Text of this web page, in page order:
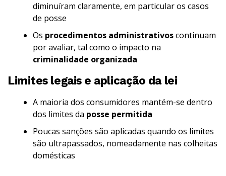
diminuíram claramente, em particular os casos
de posse
Os procedimentos administrativoscontinuam
por avaliar, tal como o impacto na
criminalidade organizada
Limites legais e aplicação da lei
A maioria dos consumidores mantém-se dentro
dos limites da posse permitida
Poucas sanções são aplicadas quando os limites
são ultrapassados, nomeadamente nas colheitas
domésticas